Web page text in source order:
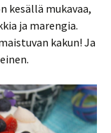
kesällä mukavaa,
ja marengia.
kakun! Ja